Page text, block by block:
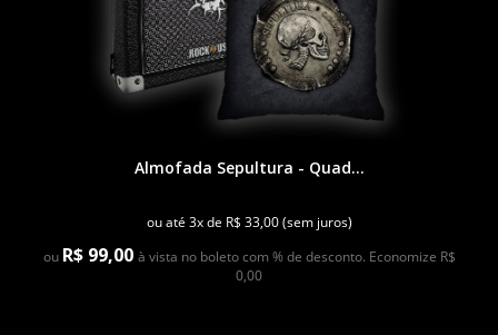
Almofada Sepultura - Quad...
ou até 3x de R$ 33,00 (sem juros)
ou R$ 99,00 à vista no boleto com % de desconto. Economize R$
0,00